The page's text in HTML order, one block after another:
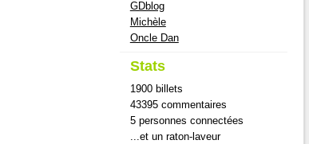
GDblog
Michèle
Oncle Dan
Stats
1900 billets
43395 commentaires
5 personnes connectées
...et un raton-laveur